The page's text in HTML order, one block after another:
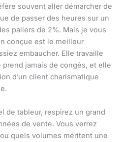
souvent aller démarcher de
de passer des heures sur un
paliers de 2%. Mais je vous
conçue est le meilleur
embaucher. Elle travaille
jamais de congés, et elle
d’un client charismatique
de tableur, respirez un grand
de vente. Vous verrez
quels volumes méritent une